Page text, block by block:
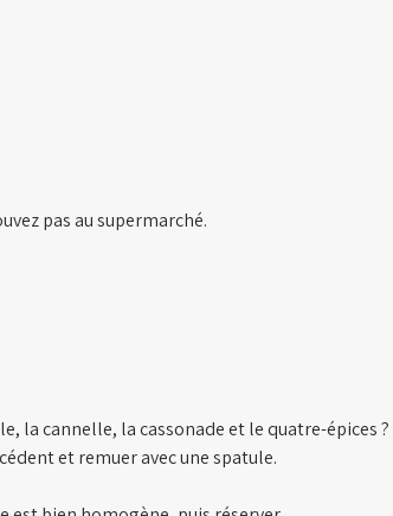
pas au supermarché.
la cannelle, la cassonade et le quatre-épices ?
et remuer avec une spatule.